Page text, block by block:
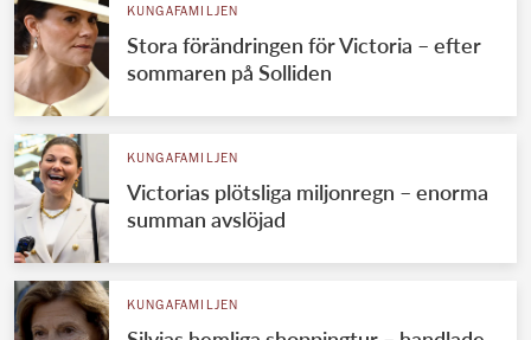
KUNGAFAMILJEN
Stora förändringen för Victoria – efter
sommaren på Solliden
KUNGAFAMILJEN
Victorias plötsliga miljonregn – enorma
summan avslöjad
KUNGAFAMILJEN